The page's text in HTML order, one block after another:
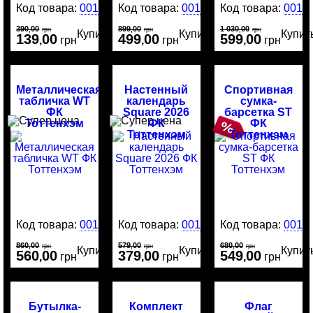
Код товара:0013951
390,00 грн
139,00 грн
Купить
Код товара:0015757
899,00 грн
499,00 грн
Купить
Код товара:
1 030,00 грн
599,00 грн
Металлическая
табличка WT
ФК
Тоттенхэм
Код товара:0011180
860,00 грн
560,00 грн
Купить
Настенный
календарь
Square 2026
ФК
Тоттенхэм
Код товара:0015701
579,00 грн
379,00 грн
Купить
Спортивная
сумка-
барсетка ST
ФК
Тоттенхэм
Код товара:
680,00 грн
549,00 грн
Бутылка-
Комплект
Флаг